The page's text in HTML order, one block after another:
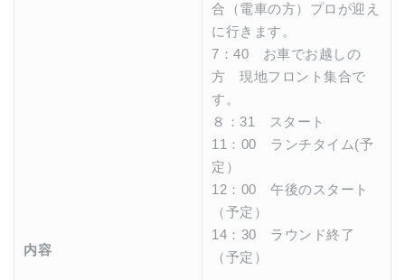
内容
合（電車の方）プロが迎え
に行きます。
7：40 お車でお越しの
方 現地フロント集合で
す。
８：31 スタート
11：00 ランチタイム(予
定）
12：00 午後のスタート
（予定）
14：30 ラウンド終了
（予定）